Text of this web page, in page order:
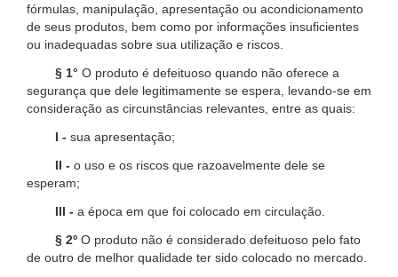
fórmulas, manipulação, apresentação ou acondicionamento
de seus produtos, bem como por informações insuficientes
ou inadequadas sobre sua utilização e riscos.
§ 1° O produto é defeituoso quando não oferece a
segurança que dele legitimamente se espera, levando-se em
consideração as circunstâncias relevantes, entre as quais:
I - sua apresentação;
II - o uso e os riscos que razoavelmente dele se
esperam;
III - a época em que foi colocado em circulação.
§ 2º O produto não é considerado defeituoso pelo fato
de outro de melhor qualidade ter sido colocado no mercado.